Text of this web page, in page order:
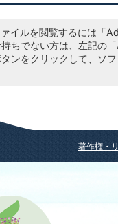
ァイルを閲覧するには「
ちでない方は、左記の
ンをクリックして、ソ
著作権・